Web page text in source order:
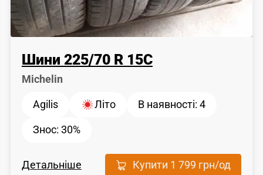
Шини 225/70 R 15C
Michelin
Agilis Літо В наявності: 4
Знос: 30%
Детальніше Купити 1 799 грн/од